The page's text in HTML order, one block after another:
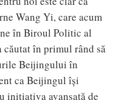
Wang Yi, care acum
în Biroul Politic al
în primul rând să
Beijingului în
ca Beijingul își
inițiativa avansată de